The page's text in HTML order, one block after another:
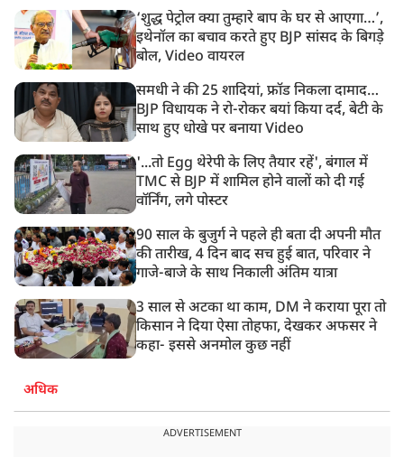
11:24 AM
दिल्ली में AAP विधायक अजय दत्त के दक्षिणपुरी स्थित दफ़्तर के
बाहर BJP का प्रदर्शन
‘शुद्ध पेट्रोल क्या तुम्हारे बाप के घर से आएगा…’,
इथेनॉल का बचाव करते हुए BJP सांसद के बिगड़े
बोल, Video वायरल
समधी ने की 25 शादियां, फ्रॉड निकला दामाद…
BJP विधायक ने रो-रोकर बयां किया दर्द, बेटी के
साथ हुए धोखे पर बनाया Video
'...तो Egg थेरेपी के लिए तैयार रहें', बंगाल में
TMC से BJP में शामिल होने वालों को दी गई
वॉर्निंग, लगे पोस्टर
90 साल के बुजुर्ग ने पहले ही बता दी अपनी मौत
की तारीख, 4 दिन बाद सच हुई बात, परिवार ने
गाजे-बाजे के साथ निकाली अंतिम यात्रा
3 साल से अटका था काम, DM ने कराया पूरा तो
किसान ने दिया ऐसा तोहफा, देखकर अफसर ने
कहा- इससे अनमोल कुछ नहीं
अधिक
ADVERTISEMENT